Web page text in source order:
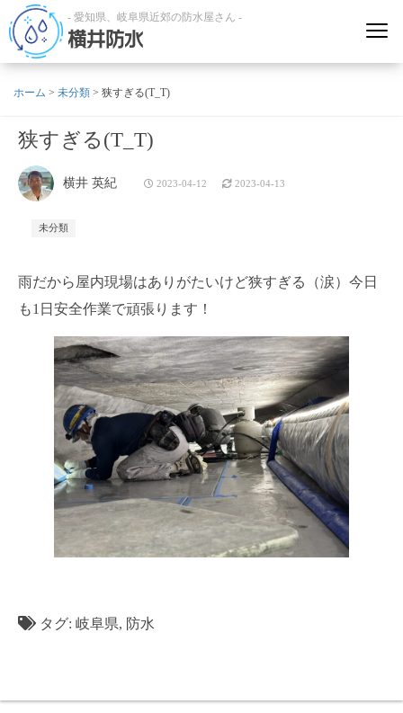
- 愛知県、岐阜県近郊の防水屋さん -
横井防水
ホーム > 未分類 > 狭すぎる(T_T)
狭すぎる(T_T)
横井 英紀 2023-04-12 2023-04-13
未分類
雨だから屋内現場はありがたいけど狭すぎる（涙）今日
も1日安全作業で頑張ります！
タグ: 岐阜県, 防水